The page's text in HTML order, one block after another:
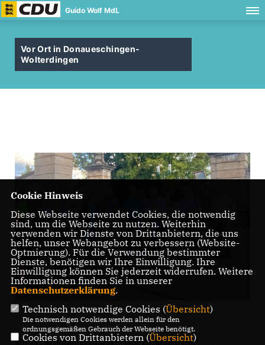
Guido Wolf MdL
Vor Ort in Donaueschingen-
Wolterdingen
Vor Ort in Donaueschingen-Wolterdingen: Der
Cookie Hinweis
Diese Webseite verwendet Cookies, die notwendig
sind, um die Webseite zu nutzen. Weiterhin
verwenden wir Dienste von Drittanbietern, die uns
helfen, unser Webangebot zu verbessern (Website-
Optmierung). Für die Verwendung bestimmter
Dienste, benötigen wir Ihre Einwilligung. Ihre
Einwilligung können Sie jederzeit widerrufen. Weitere
Informationen finden Sie in unserer
Datenschutzerklärung.
Technisch notwendige Cookies (Übersicht)
Die notwendigen Cookies werden allein für den
ordnungsgemäßen Gebrauch der Webseite benötigt.
Cookies von Drittanbietern (Übersicht)